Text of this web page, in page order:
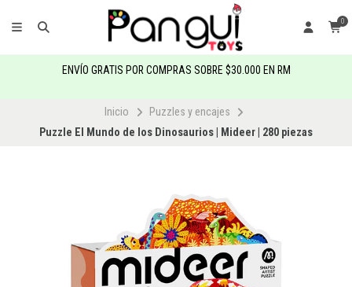
0
ENVÍO GRATIS POR COMPRAS SOBRE $30.000 EN RM
Inicio
Puzzles y encajes
Puzzle El Mundo de los Dinosaurios | Mideer | 280 piezas